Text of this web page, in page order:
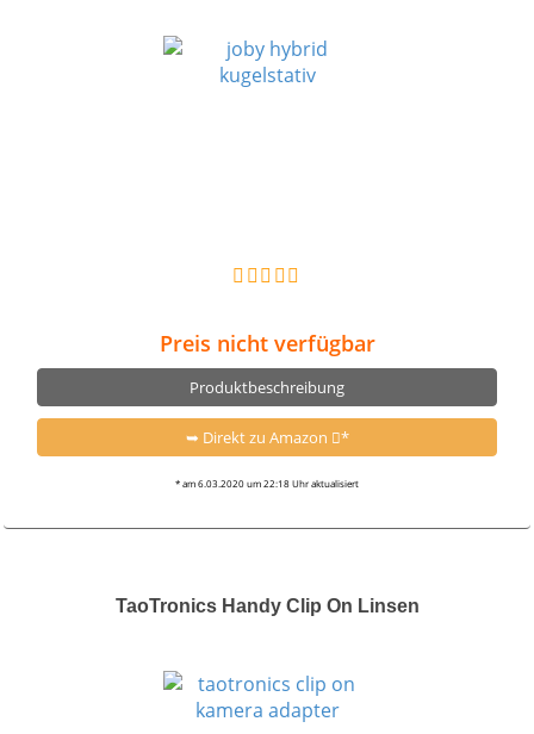
Preis nicht verfügbar
Produktbeschreibung
➥ Direkt zu Amazon *
* am 6.03.2020 um 22:18 Uhr aktualisiert
TaoTronics Handy Clip On Linsen